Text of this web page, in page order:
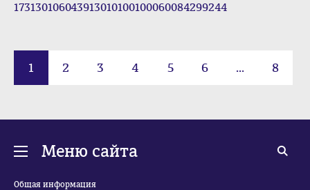
173130106043913010100100060084299244
1 2 3 4 5 6 ... 8
Меню сайта
Общая информация